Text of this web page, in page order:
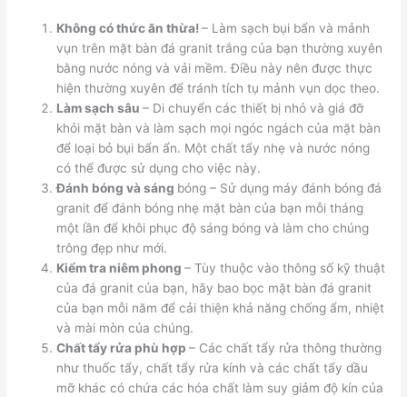
Không có thức ăn thừa!– Làm sạch bụi bẩn và mảnh
vụn trên mặt bàn đá granit trắng của bạn thường xuyên
bằng nước nóng và vải mềm. Điều này nên được thực
hiện thường xuyên để tránh tích tụ mảnh vụn dọc theo.
Làm sạch sâu– Di chuyển các thiết bị nhỏ và giá đỡ
khỏi mặt bàn và làm sạch mọi ngóc ngách của mặt bàn
để loại bỏ bụi bẩn ẩn. Một chất tẩy nhẹ và nước nóng
có thể được sử dụng cho việc này.
Đánh bóng và sáng bóng – Sử dụng máy đánh bóng đá
granit để đánh bóng nhẹ mặt bàn của bạn mỗi tháng
một lần để khôi phục độ sáng bóng và làm cho chúng
trông đẹp như mới.
Kiểm tra niêm phong– Tùy thuộc vào thông số kỹ thuật
của đá granit của bạn, hãy bao bọc mặt bàn đá granit
của bạn mỗi năm để cải thiện khả năng chống ẩm, nhiệt
và mài mòn của chúng.
Chất tẩy rửa phù hợp– Các chất tẩy rửa thông thường
như thuốc tẩy, chất tẩy rửa kính và các chất tẩy dầu
mỡ khác có chứa các hóa chất làm suy giảm độ kín của